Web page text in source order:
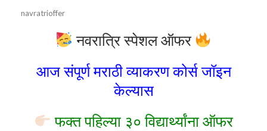
navratrioffer
नवरात्रि स्पेशल ऑफर
आज संपूर्ण मराठी व्याकरण कोर्स जॉइन
केल्यास
फक्त पहिल्या ३० विद्यार्थ्यांना ऑफर